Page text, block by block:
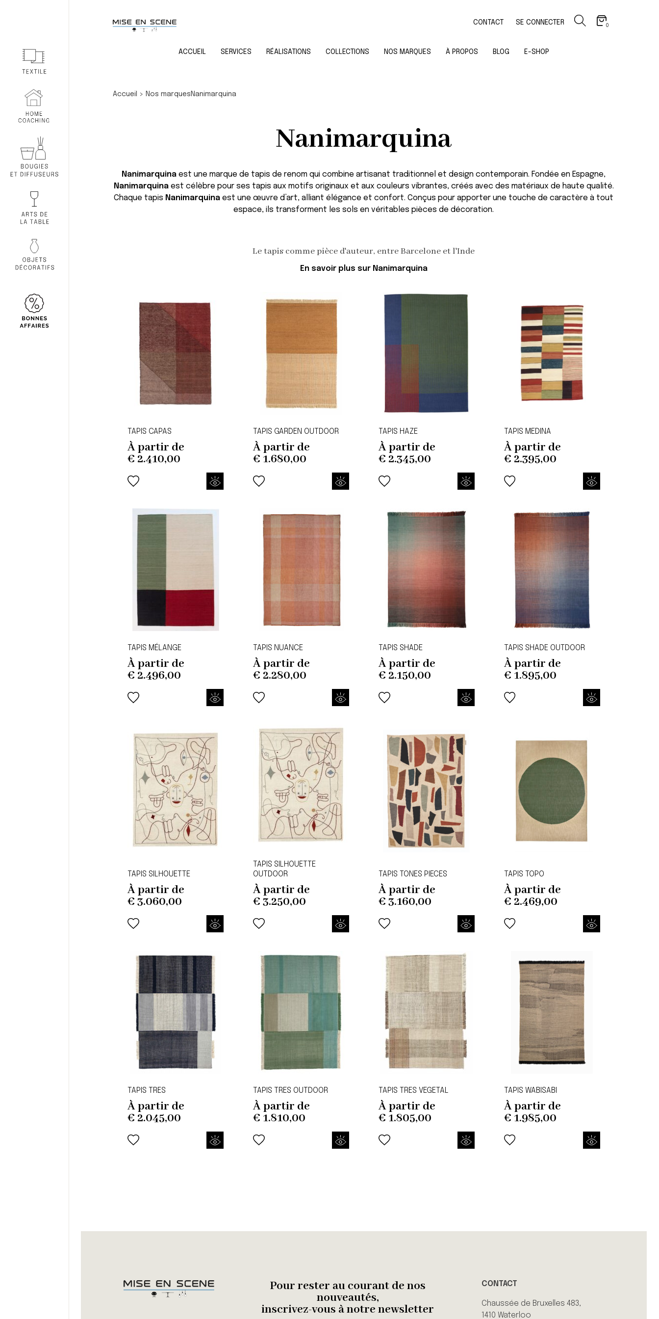
CONTACT SE CONNECTER 0
ACCUEIL SERVICES RÉALISATIONS COLLECTIONS NOS MARQUES À PROPOS BLOG E-SHOP
Accueil > Nos marques Nanimarquina
Nanimarquina
Nanimarquina est une marque de tapis de renom qui combine artisanat traditionnel et design contemporain. Fondée en Espagne,
Nanimarquinaest célèbre pour ses tapis aux motifs originaux et aux couleurs vibrantes, créés avec des matériaux de haute qualité.
Chaque tapis Nanimarquina est une œuvre d’art, alliant élégance et confort. Conçus pour apporter une touche de caractère à tout
espace, ils transforment les sols en véritables pièces de décoration.
Le tapis comme pièce d'auteur, entre Barcelone et l'Inde
En savoir plus sur Nanimarquina
TAPIS CAPAS
À partir de
€ 2.410,00
TAPIS GARDEN OUTDOOR
À partir de
€ 1.680,00
TAPIS HAZE
À partir de
€ 2.345,00
TAPIS MEDINA
À partir de
€ 2.395,00
TAPIS MÉLANGE
À partir de
€ 2.496,00
TAPIS NUANCE
À partir de
€ 2.280,00
TAPIS SHADE
À partir de
€ 2.150,00
TAPIS SHADE OUTDOOR
À partir de
€ 1.895,00
TAPIS SILHOUETTE
À partir de
€ 3.060,00
TAPIS SILHOUETTE
OUTDOOR
À partir de
€ 3.250,00
TAPIS TONES PIECES
À partir de
€ 3.160,00
TAPIS TOPO
À partir de
€ 2.469,00
TAPIS TRES
À partir de
€ 2.045,00
TAPIS TRES OUTDOOR
À partir de
€ 1.810,00
TAPIS TRES VEGETAL
À partir de
€ 1.805,00
TAPIS WABISABI
À partir de
€ 1.985,00
Pour rester au courant de nos
nouveautés,
inscrivez-vous à notre newsletter
CONTACT
Chaussée de Bruxelles 483,
1410 Waterloo